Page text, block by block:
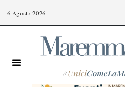
6 Agosto 2026
#Unici